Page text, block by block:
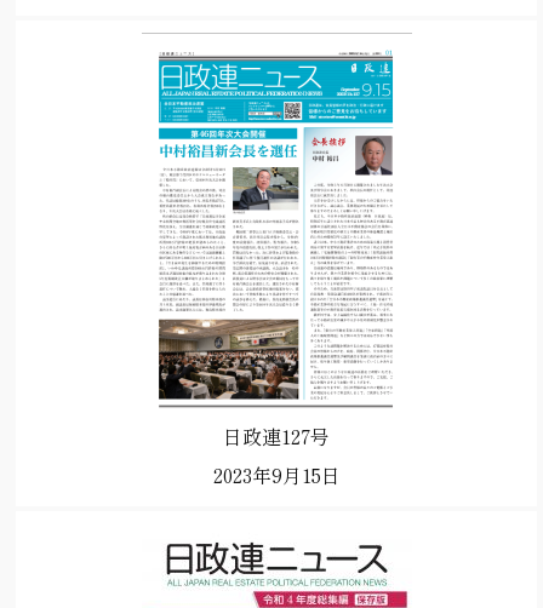
日政連127号
2023年9月15日